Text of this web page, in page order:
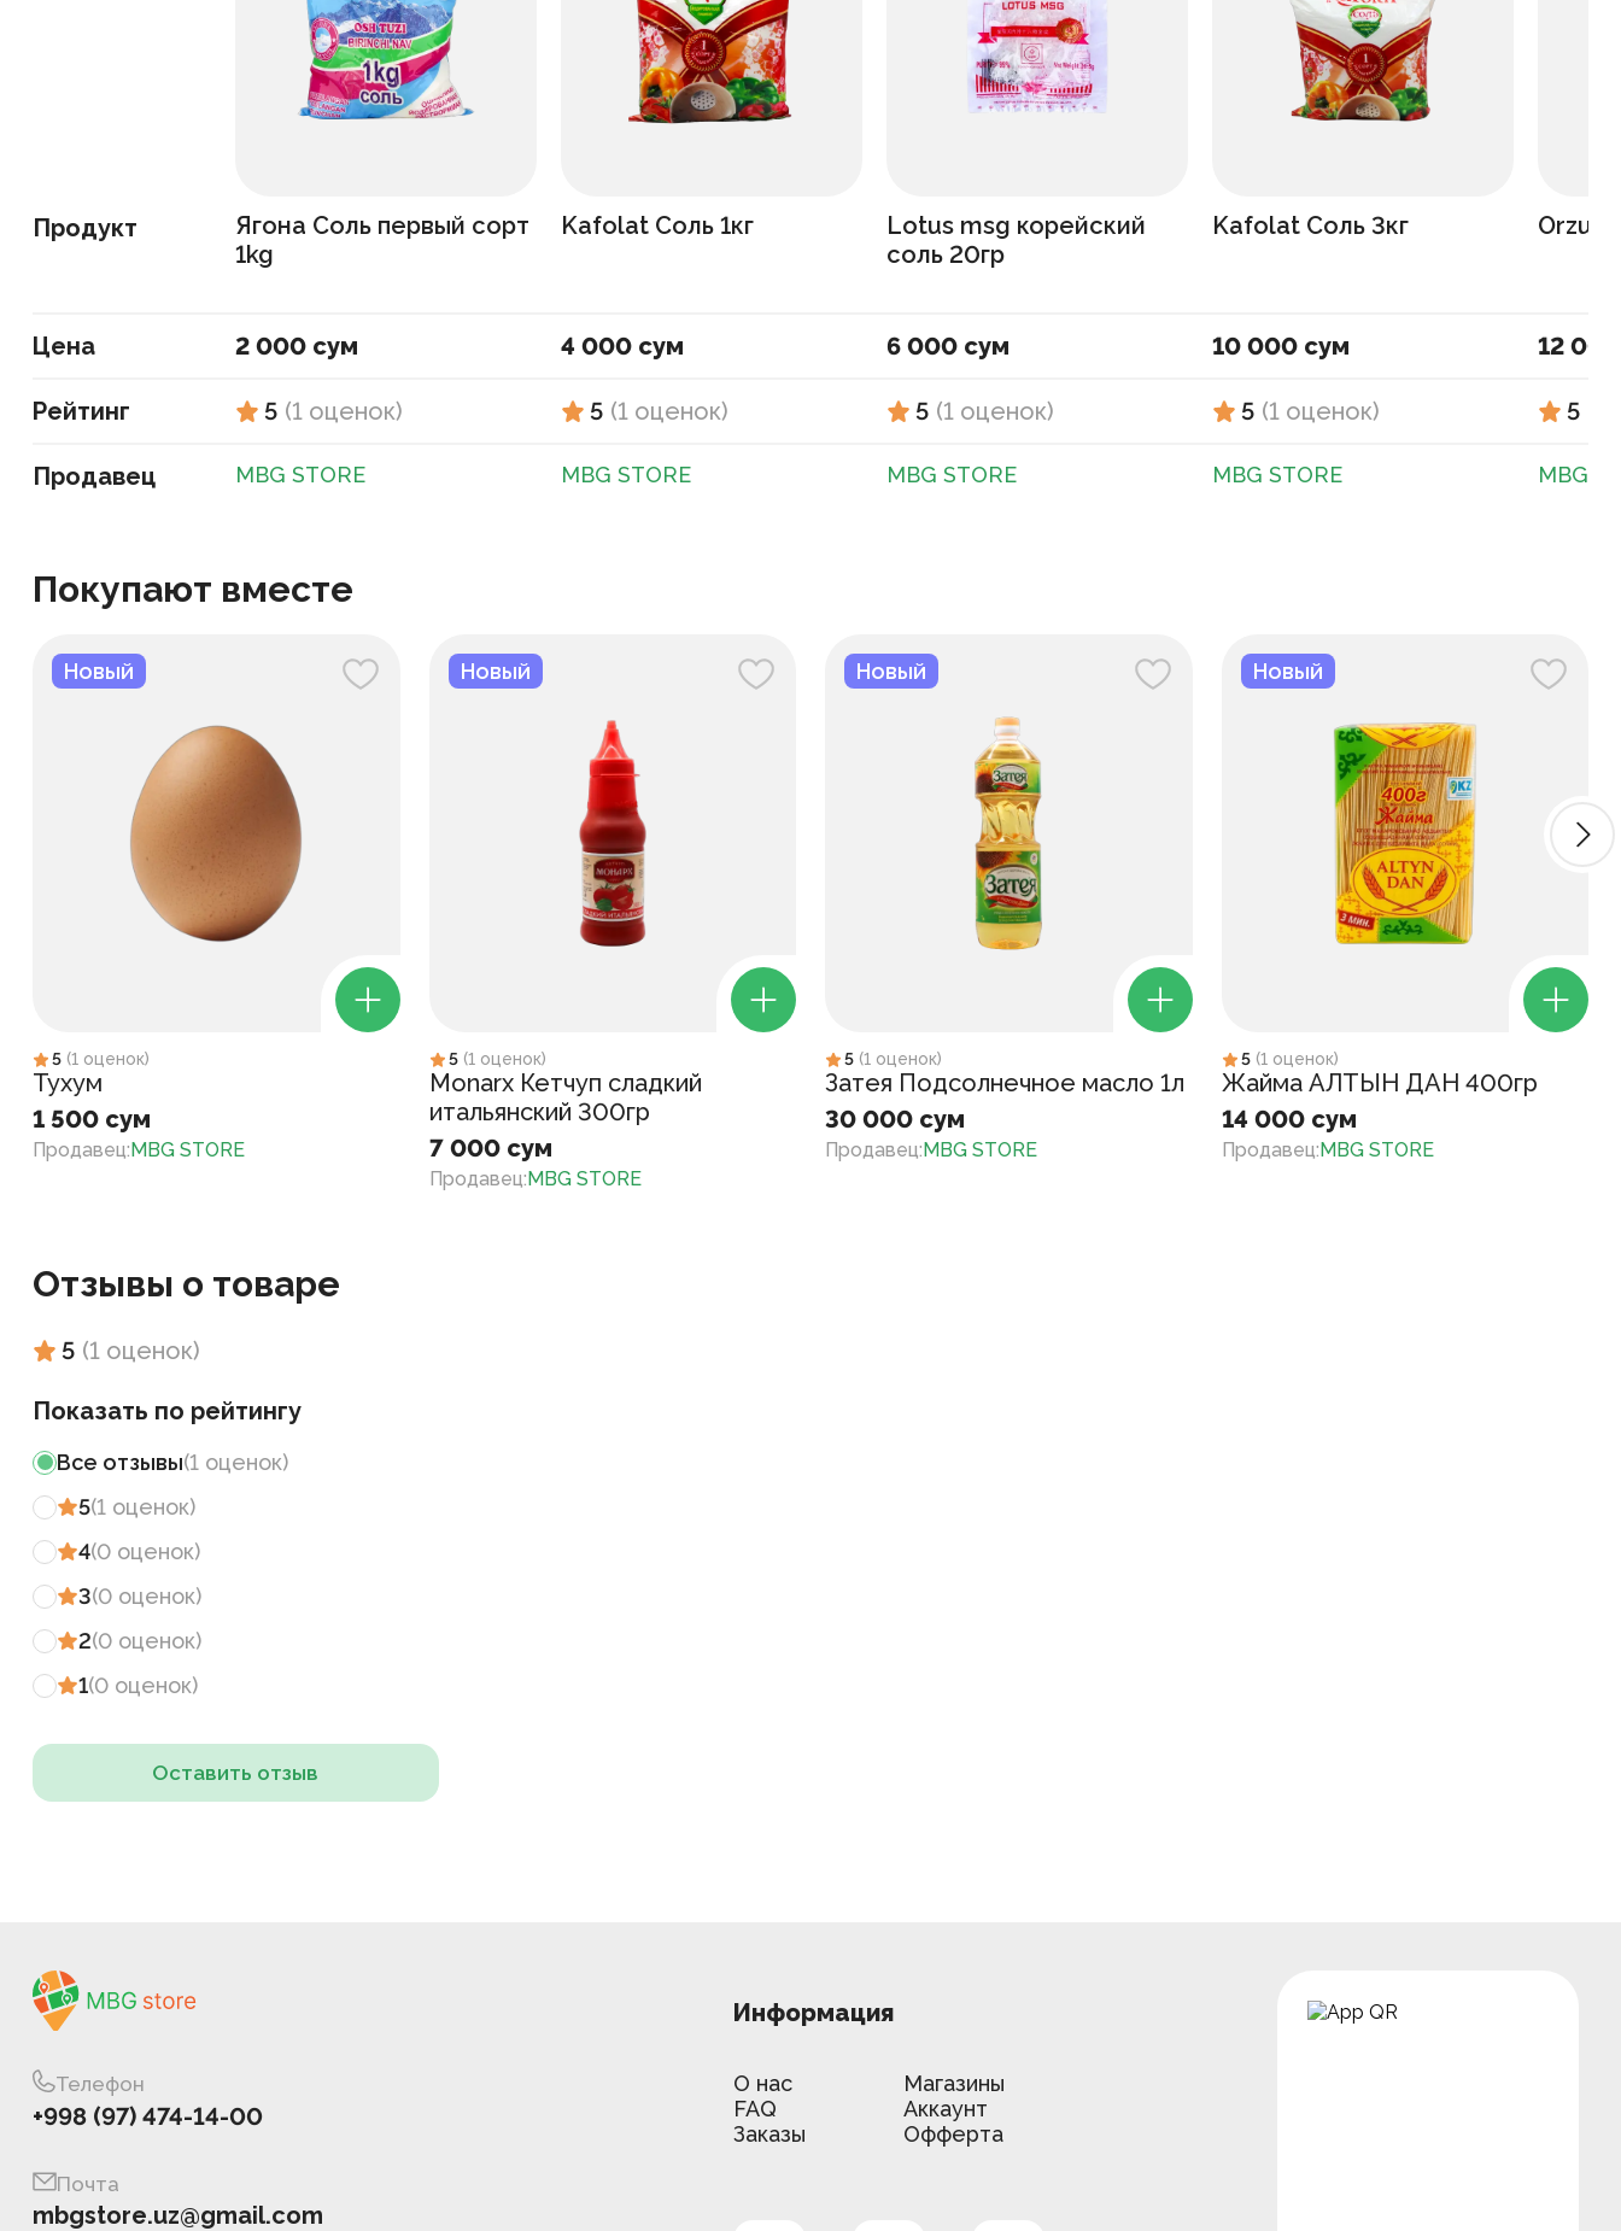
Продукт
Цена
Рейтинг
Продавец
Ягона Соль первый сорт
1kg
2 000 сум
5 (1 оценок)
MBG STORE
Kafolat Соль 1кг
4 000 сум
5 (1 оценок)
MBG STORE
Lotus msg корейский
соль 20гр
6 000 сум
5 (1 оценок)
MBG STORE
Kafolat Соль 3кг
10 000 сум
5 (1 оценок)
MBG STORE
Orzu
12
5
MBG
Покупают вместе
Новый
5 (1 оценок)
Тухум
1 500 сум
Продавец:MBG STORE
Новый
5 (1 оценок)
Monarx Кетчуп сладкий
итальянский 300гр
7 000 сум
Продавец:MBG STORE
Новый
5 (1 оценок)
Затея Подсолнечное масло 1л
30 000 сум
Продавец:MBG STORE
Новый
5 (1 оценок)
Жайма АЛТЫН ДАН 400гр
14 000 сум
Продавец:MBG STORE
Отзывы о товаре
5 (1 оценок)
Показать по рейтингу
Все отзывы(1 оценок)
5(1 оценок)
4(0 оценок)
3(0 оценок)
2(0 оценок)
1(0 оценок)
Оставить отзыв
Телефон
+998 (97) 474-14-00
Почта
mbgstore.uz@gmail.com
Информация
О нас
Магазины
FAQ
Аккаунт
Заказы
Офферта